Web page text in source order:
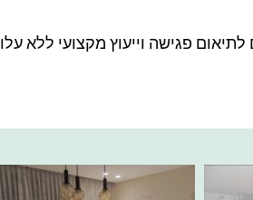
פגישה וייעוץ מקצועי ללא